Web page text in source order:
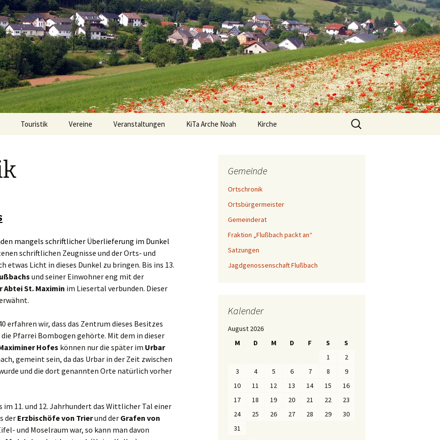
Touristik
Verkehrsverbindungen
Vereine
Möhnenverein Flußbach
Veranstaltungen KiTa Arche Noah
Pädagogische Arbeit
Förderverein KiTa Arche
Elternausschuss &
Kirche
Suche
nach:
mangels schriftlicher Überlieferung im Dunkel
schriftlichen Zeugnisse und der Orts- und
etwas Licht in dieses Dunkel zu bringen. Bis ins 13.
und seiner Einwohner eng mit der
Abtei St. Maximin im Liesertal verbunden. Dieser
erfahren wir, dass das Zentrum dieses Besitzes
die Pfarrei Bombogen gehörte. Mit dem in dieser
Hofes können nur die später im Urbar
gemeint sein, da das Urbar in der Zeit zwischen
und die dort genannten Orte natürlich vorher
11. und 12. Jahrhundert das Wittlicher Tal einer
der Erzbischöfe von Trierund der Grafen von
und Moselraum war, so kann man davon
Gemeinde
Ortschronik
Ortsbürgermeister
Gemeinderat
Fraktion „Flußbach packt an“
Satzungen
Jagdgenossenschaft Flußbach
Kalender
August 2026
M
D M D F S
S
1
2
3
4 5 6 7 8
9
10
11 12 13 14 15
16
17
18 19 20 21 22
23
24
25 26 27 28 29
30
31